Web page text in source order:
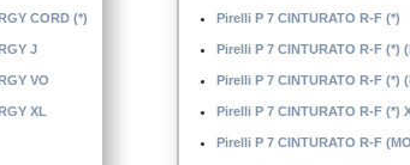
CORD (*)
J
VO
XL
Pirelli P 7 CINTURATO R-F (*)
Pirelli P 7 CINTURATO R-F (*)
Pirelli P 7 CINTURATO R-F (*)
Pirelli P 7 CINTURATO R-F (*)
Pirelli P 7 CINTURATO R-F